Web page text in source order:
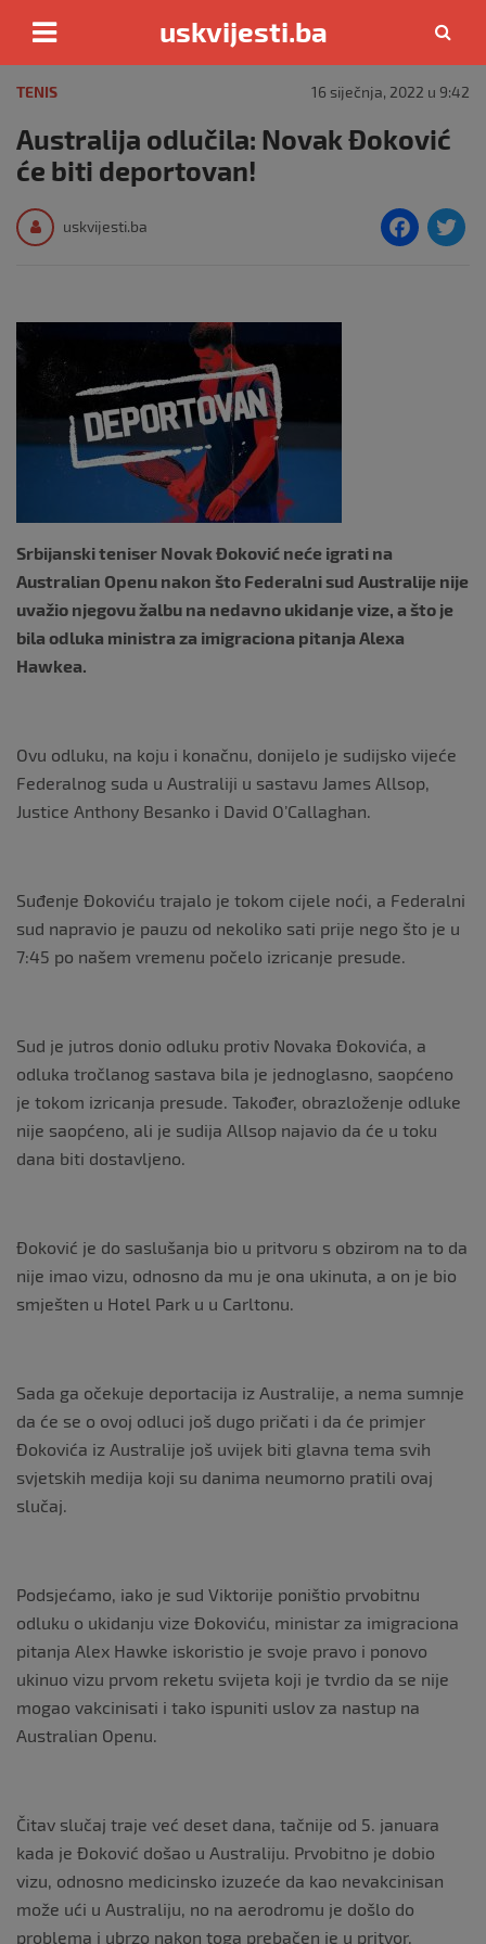
content
uskvijesti.ba
TENIS 16 siječnja, 2022 u 9:42
Australija odlučila: Novak Đoković
će biti deportovan!
uskvijesti.ba
F
Srbijanski teniser Novak Đoković neće igrati na
Australian Openu nakon što Federalni sud Australije nije
uvažio njegovu žalbu na nedavno ukidanje vize, a što je
bila odluka ministra za imigraciona pitanja Alexa
Hawkea.
Ovu odluku, na koju i konačnu, donijelo je sudijsko vijeće
Federalnog suda u Australiji u sastavu James Allsop,
Justice Anthony Besanko i David O’Callaghan.
Suđenje Đokoviću trajalo je tokom cijele noći, a Federalni
sud napravio je pauzu od nekoliko sati prije nego što je u
7:45 po našem vremenu počelo izricanje presude.
Sud je jutros donio odluku protiv Novaka Đokovića, a
odluka tročlanog sastava bila je jednoglasno, saopćeno
je tokom izricanja presude. Također, obrazloženje odluke
nije saopćeno, ali je sudija Allsop najavio da će u toku
dana biti dostavljeno.
Đoković je do saslušanja bio u pritvoru s obzirom na to da
nije imao vizu, odnosno da mu je ona ukinuta, a on je bio
smješten u Hotel Park u u Carltonu.
Sada ga očekuje deportacija iz Australije, a nema sumnje
da će se o ovoj odluci još dugo pričati i da će primjer
Đokovića iz Australije još uvijek biti glavna tema svih
svjetskih medija koji su danima neumorno pratili ovaj
slučaj.
Podsjećamo, iako je sud Viktorije poništio prvobitnu
odluku o ukidanju vize Đokoviću, ministar za imigraciona
pitanja Alex Hawke iskoristio je svoje pravo i ponovo
ukinuo vizu prvom reketu svijeta koji je tvrdio da se nije
mogao vakcinisati i tako ispuniti uslov za nastup na
Australian Openu.
Čitav slučaj traje već deset dana, tačnije od 5. januara
kada je Đoković došao u Australiju. Prvobitno je dobio
vizu, odnosno medicinsko izuzeće da kao nevakcinisan
može ući u Australiju, no na aerodromu je došlo do
problema i ubrzo nakon toga prebačen je u pritvor.